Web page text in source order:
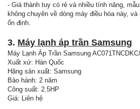
- Giá thành tuy có rẻ và nhiều tính năng,
không chuyên về dòng máy điều hòa này,
ổn định.
3. Máy lạnh áp trần Samsung
Máy Lạnh Áp Trần Samsung
Xuất xứ: Hàn Quốc
Hãng sản xuất: Samsung
Bảo hành: 2 năm
Công suất: 2.5HP
Giá: Liên hệ